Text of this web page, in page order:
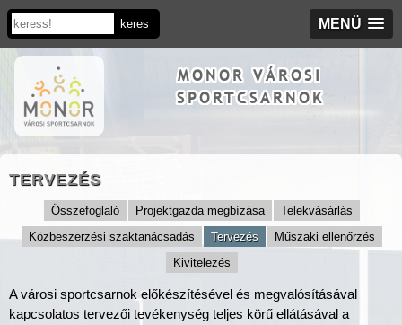
MENÜ
MONOR VÁROSI
SPORTCSARNOK
TERVEZÉS
Összefoglaló Projektgazda megbízása
Telekvásárlás
Közbeszerzési szaktanácsadás
Tervezés
Műszaki ellenőrzés
Kivitelezés
A városi sportcsarnok előkészítésével és megvalósításával
kapcsolatos tervezői tevékenység teljes körű ellátásával a